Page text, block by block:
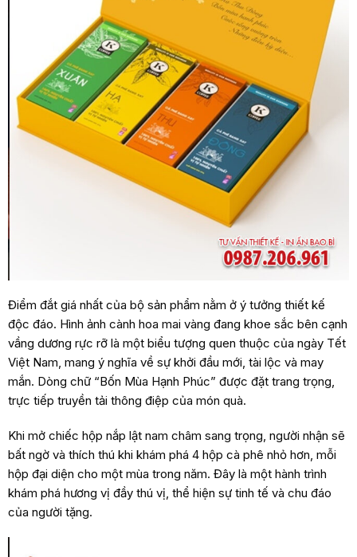
Điểm đắt giá nhất của bộ sản phẩm nằm ở ý tưởng thiết kế
độc đáo. Hình ảnh cành hoa mai vàng đang khoe sắc bên cạnh
vầng dương rực rỡ là một biểu tượng quen thuộc của ngày Tết
Việt Nam, mang ý nghĩa về sự khởi đầu mới, tài lộc và may
mắn. Dòng chữ “Bốn Mùa Hạnh Phúc” được đặt trang trọng,
trực tiếp truyền tải thông điệp của món quà.
Khi mở chiếc hộp nắp lật nam châm sang trọng, người nhận sẽ
bất ngờ và thích thú khi khám phá 4 hộp cà phê nhỏ hơn, mỗi
hộp đại diện cho một mùa trong năm. Đây là một hành trình
khám phá hương vị đầy thú vị, thể hiện sự tinh tế và chu đáo
của người tặng.